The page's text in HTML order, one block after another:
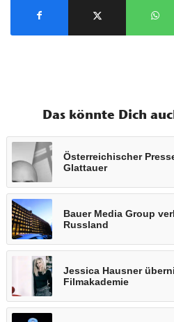
Das könnte Dich
Österreichischer
Glattauer
Bauer Media Group
Russland
Jessica Hausner
Filmakademie